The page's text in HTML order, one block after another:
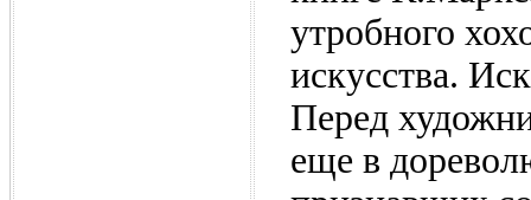
утробного
искусства.
Перед
еще в